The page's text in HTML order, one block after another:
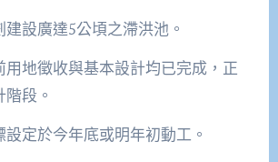
設廣達5公頃之滯洪池。
用地徵收與基本設計均已完成，正
段。
定於今年底或明年初動工。